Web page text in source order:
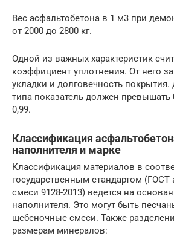
Вес асфальтобетона в 1 м3 при
от 2000 до 2800 кг.
Одной из важных характеристик
коэффициент уплотнения. От него
укладки и долговечность покрытия.
типа показатель должен превышать
0,99.
Классификация
наполнителя и марке
Классификация материалов в
государственным стандартом (ГОСТ
смеси 9128-2013) ведется на
наполнителя. Это могут быть
щебеночные смеси. Также
размерам минералов: